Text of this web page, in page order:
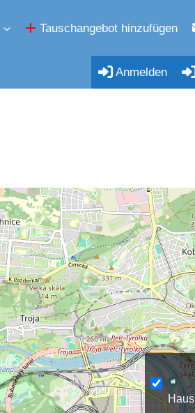
Tauschangebot hinzufügen
Anmelden
Haus